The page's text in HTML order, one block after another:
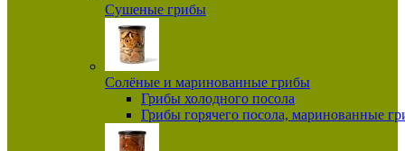
Сушеные грибы
Солёные и маринованные грибы
Грибы холодного посола
Грибы горячего посола, маринованные